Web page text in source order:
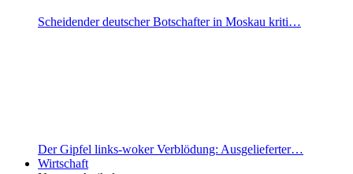
Scheidender deutscher Botschafter in Moskau kriti…
Der Gipfel links-woker Verblödung: Ausgelieferter…
Wirtschaft